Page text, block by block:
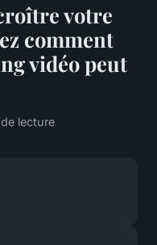
votre
comment
vidéo peut
lecture